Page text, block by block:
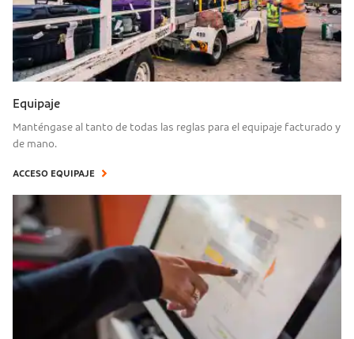
Equipaje
Manténgase al tanto de todas las reglas para el equipaje facturado y
de mano.
ACCESO EQUIPAJE